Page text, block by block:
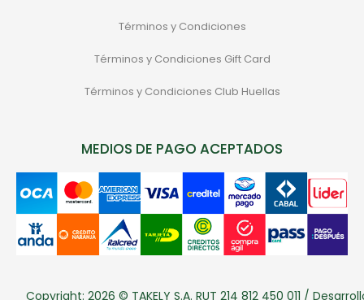
Términos y Condiciones
Términos y Condiciones Gift Card
Términos y Condiciones Club Huellas
MEDIOS DE PAGO ACEPTADOS
Copyright: 2026 © TAKELY S.A. RUT 214 812 450 011 /